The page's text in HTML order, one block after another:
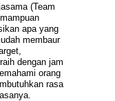
(Team
apa yang
membaur
dengan jam
orang
rasa